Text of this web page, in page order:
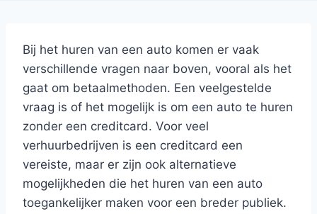
Bij het huren van een auto komen er vaak
verschillende vragen naar boven, vooral als het
gaat om betaalmethoden. Een veelgestelde
vraag is of het mogelijk is om een auto te huren
zonder een creditcard. Voor veel
verhuurbedrijven is een creditcard een
vereiste, maar er zijn ook alternatieve
mogelijkheden die het huren van een auto
toegankelijker maken voor een breder publiek.